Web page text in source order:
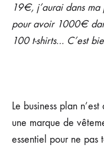
19€, j’aurai dans
pour avoir 1000€
100 t-shirts… C’est
Le business plan
une marque de
essentiel pour ne pas